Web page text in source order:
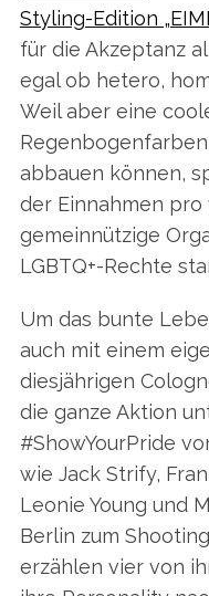
Styling-Edition
für die Akzeptanz
egal ob hetero,
Weil aber eine
abbauen können,
der Einnahmen
gemeinnützige
LGBTQ+-Rechte
Um das bunte
auch mit einem
diesjährigen
die ganze Aktion
#ShowYourPride
wie Jack Strify,
Leonie Young und
Berlin zum
erzählen vier von